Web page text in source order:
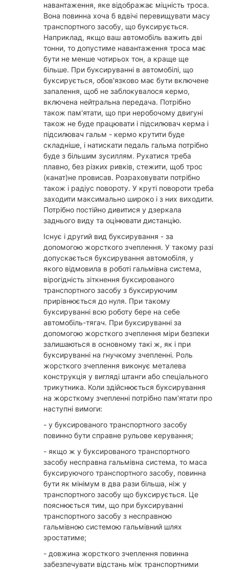
навантаження, яке відображає міцність троса.
Вона повинна хоча б вдвічі перевищувати масу
транспортного засобу, що буксирується.
Наприклад, якщо ваш автомобіль важить дві
тонни, то допустиме навантаження троса має
бути не менше чотирьох тон, а краще ще
більше. При буксируванні в автомобілі, що
буксирується, обов'язково має бути включене
запалення, щоб не заблокувалося кермо,
включена нейтральна передача. Потрібно
також пам'ятати, що при неробочому двигуні
також не буде працювати і підсилювач керма і
підсилювач гальм - кермо крутити буде
складніше, і натискати педаль гальма потрібно
буде з більшим зусиллям. Рухатися треба
плавно, без різких ривків, стежити, щоб трос
(канат)не провисав. Розраховувати потрібно
також і радіус повороту. У круті повороти треба
заходити максимально широко і з них виходити.
Потрібно постійно дивитися у дзеркала
заднього виду та оцінювати дистанцію.
Існує і другий вид буксирування - за
допомогою жорсткого зчеплення. У такому разі
допускається буксирування автомобіля, у
якого відмовила в роботі гальмівна система,
вірогідність зіткнення буксированого
транспортного засобу з буксируючим
прирівнюється до нуля. При такому
буксируванні всю роботу бере на себе
автомобіль-тягач. При буксируванні за
допомогою жорсткого зчеплення міри безпеки
залишаються в основному такі ж, як і при
буксируванні на гнучкому зчепленні. Роль
жорсткого зчеплення виконує металева
конструкція у вигляді штанги або спеціального
трикутника. Коли здійснюється буксирування
на жорсткому зчепленні потрібно пам'ятати про
наступні вимоги:
- у буксированого транспортного засобу
повинно бути справне рульове керування;
- якщо ж у буксированого транспортного
засобу несправна гальмівна система, то маса
буксируючого транспортного засобу, повинна
бути як мінімум в два рази більша, ніж у
транспортного засобу що буксирується. Це
пояснюється тим, що при буксируванні
транспортного засобу з несправною
гальмівною системою гальмівний шлях
зростатиме;
- довжина жорсткого зчеплення повинна
забезпечувати відстань між транспортними